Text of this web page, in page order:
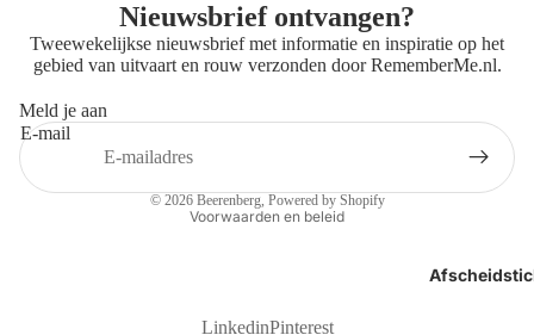
Nieuwsbrief ontvangen?
Tweewekelijkse nieuwsbrief met informatie en inspiratie op het
gebied van uitvaart en rouw verzonden doorRememberMe.nl.
Meld je aan
E-mail
© 2026 Beerenberg, Powered by Shopify
Voorwaarden en beleid
LinkedinPinterest